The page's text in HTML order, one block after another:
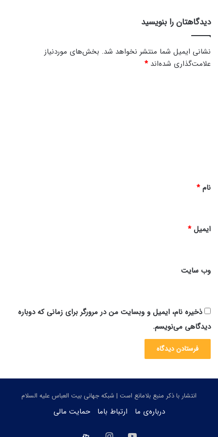
دیدگاهتان را بنویسید
نشانی ایمیل شما منتشر نخواهد شد. بخش‌های موردنیاز
علامت‌گذاری شده‌اند*
نام*
ایمیل*
وب‌ سایت
ذخیره نام، ایمیل و وبسایت من در مرورگر برای زمانی که دوباره
دیدگاهی می‌نویسم.
انتشار با ذکر منبع بلامانع است | شبکه جهانی بیت العباس علیه السلام
درباره‌ی ما ارتباط باما حمایت مالی